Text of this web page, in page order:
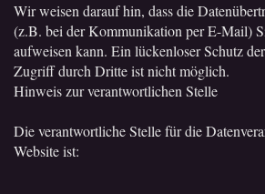
Wir weisen darauf hin, dass die
(z.B. bei der Kommunikation per E-Mail)
aufweisen kann. Ein lückenloser Schutz
Zugriff durch Dritte ist nicht möglich.
Hinweis zur verantwortlichen Stelle
Die verantwortliche Stelle für die
Website ist: